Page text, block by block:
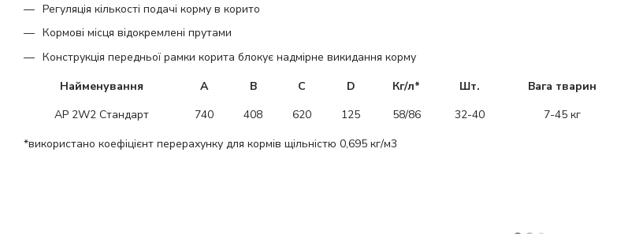
Регуляція кількості подачі корму в корито
Кормові місця відокремлені прутами
Конструкція передньої рамки корита блокує надмірне викидання корму
Найменування
A B C D Кг/л* Шт.
Вага тварин
AP 2W2 Стандарт
740 408 620 125 58/86 32-40
7-45 кг
*використано коефіцієнт перерахунку для кормів щільністю 0,695 кг/м3